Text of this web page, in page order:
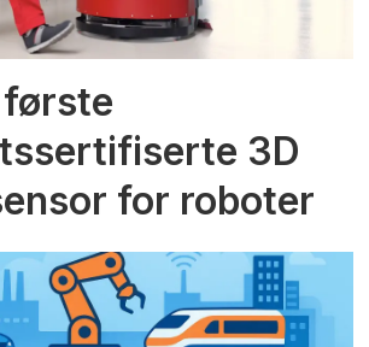
3D
for roboter